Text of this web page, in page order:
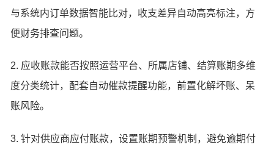
与系统内订单数据智能比对，收支差异自动高亮标注，方
便财务排查问题。
2. 应收账款能否按照运营平台、所属店铺、结算账期多维
度分类统计，配套自动催款提醒功能，前置化解坏账、呆
账风险。
3. 针对供应商应付账款，设置账期预警机制，避免逾期付